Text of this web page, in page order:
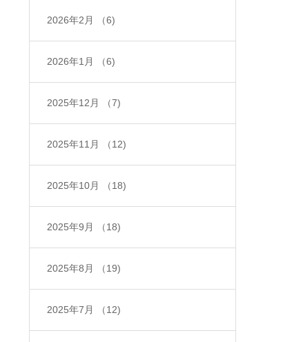
2026年2月 （6)
2026年1月 （6)
2025年12月 （7)
2025年11月 （12)
2025年10月 （18)
2025年9月 （18)
2025年8月 （19)
2025年7月 （12)